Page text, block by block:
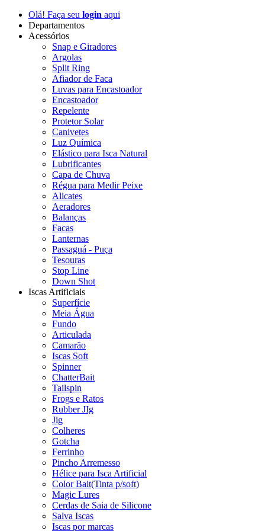
Olá! Faça seu login aqui
Departamentos
Acessórios
Snap e Giradores
Argolas
Split Ring
Afiador de Faca
Luvas para Encastoador
Encastoador
Repelente
Protetor Solar
Canivetes
Luz Química
Elástico para Isca Natural
Lubrificantes
Capa de Chuva
Régua para Medir Peixe
Alicates
Aeradores
Balanças
Facas
Lanternas
Passaguá - Puça
Tesouras
Stop Line
Down Shot
Iscas Artificiais
Superfície
Meia Água
Fundo
Articulada
Camarão
Iscas Soft
Spinner
ChatterBait
Tailspin
Frogs e Ratos
Rubber JIg
Jig
Colheres
Gotcha
Ferrinho
Pincho Arremesso
Hélice para Isca Artificial
Color Bait(Tinta p/soft)
Magic Lures
Cerdas de Saia de Silicone
Salva Iscas
Iscas por marcas